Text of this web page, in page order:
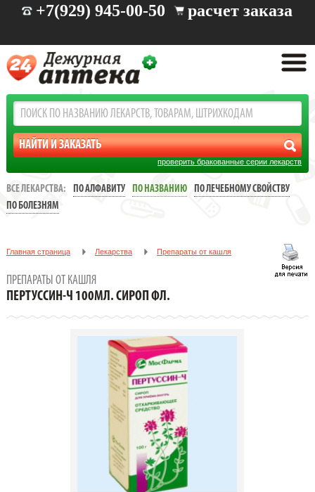
+7(929) 945-00-50 расчет заказа
проверить бракованные серии лекарств
ВСЕ ЛЕКАРСТВА: ПО АЛФАВИТУ ПО НАЗВАНИЮ
ПО ЛЕЧЕБНОМУ СВОЙСТВУ
ПО БОЛЕЗНЯМ
Главная страница Лекарства Препараты от кашля
ПРЕПАРАТЫ ОТ КАШЛЯ
ПЕРТУССИН-Ч 100МЛ. СИРОП ФЛ.